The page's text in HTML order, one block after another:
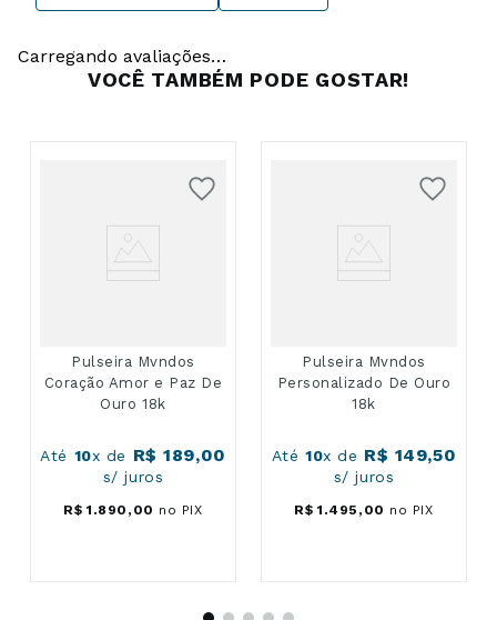
Carregando avaliações…
VOCÊ TAMBÉM PODE GOSTAR!
Pulseira Mvndos
Coração Amor e Paz De
Ouro 18k
Até 10x de R$ 189,00
s/ juros
R$ 1 .890 , 00 no PIX
Pulseira Mvndos
Personalizado De Ouro
18k
Até10x de R$ 149,50
s/ juros
R$ 1 .495 , 00 no PIX